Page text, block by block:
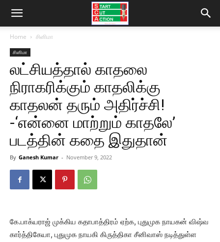
Home சினிமா
சினிமா
லட்சியத்தால் காதலை
நிராகரிக்கும் காதலிக்கு
காதலன் தரும் அதிர்ச்சி!
-‘என்னை மாற்றும் காதலே’
படத்தின் கதை இதுதான்
By Ganesh Kumar - November 9, 2022
கே.பாக்யராஜ் முக்கிய கதாபாத்திரம் ஏற்க, புதுமுக நாயகன் விஷ்வ
கார்த்திகேயா, புதுமுக நாயகி கிருத்திகா சீனிவாஸ் நடித்துள்ள